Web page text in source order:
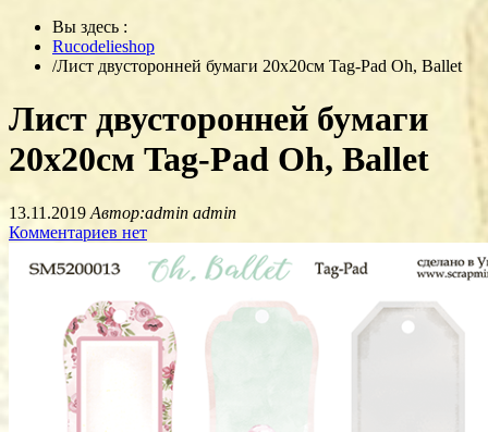
Вы здесь :
Rucodelieshop
/Лист двусторонней бумаги 20х20см Tag-Pad Oh, Ballet
Лист двусторонней бумаги
20х20см Tag-Pad Oh, Ballet
13.11.2019 Автор:admin admin
Комментариев нет